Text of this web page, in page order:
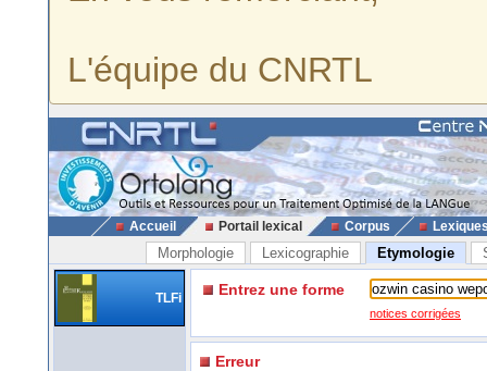
L'équipe du CNRTL
Accueil Portail lexical Corpus
Morphologie Lexicographie Etymologie
TLFi Entrez une forme
notices corrigées
Erreur